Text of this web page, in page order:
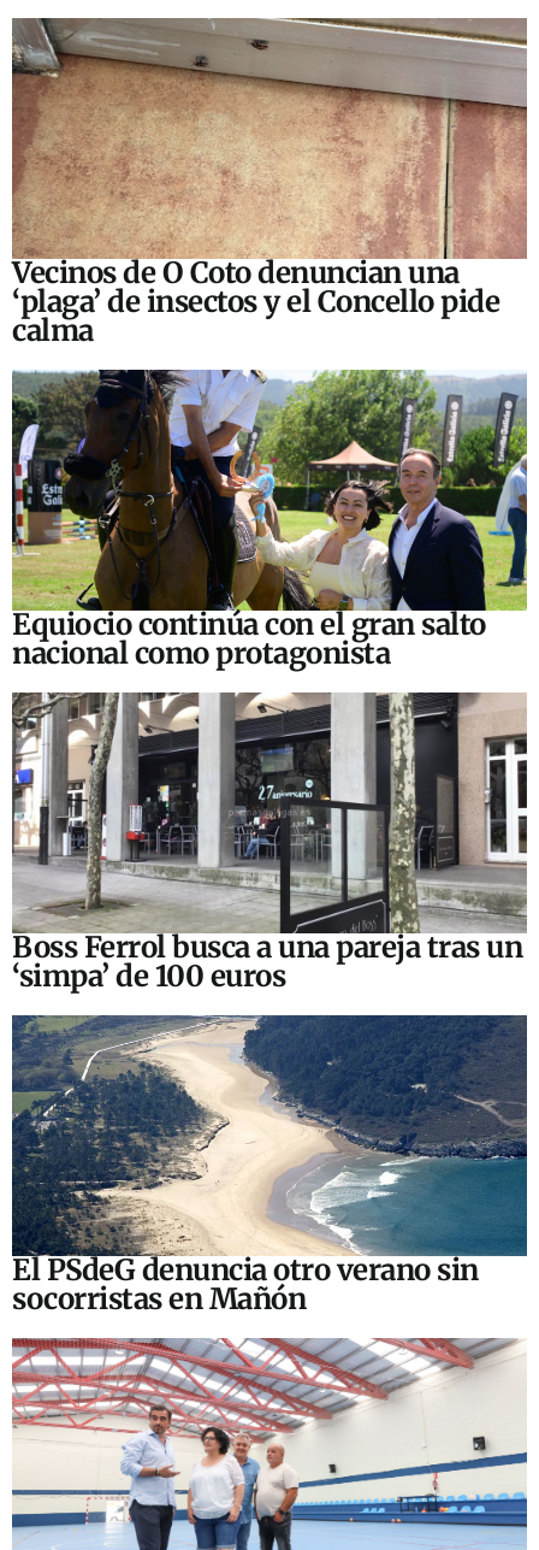
Vecinos de O Coto denuncian una
‘plaga’ de insectos y el Concello pide
calma
Equiocio continúa con el gran salto
nacional como protagonista
Boss Ferrol busca a una pareja tras un
‘simpa’ de 100 euros
El PSdeG denuncia otro verano sin
socorristas en Mañón